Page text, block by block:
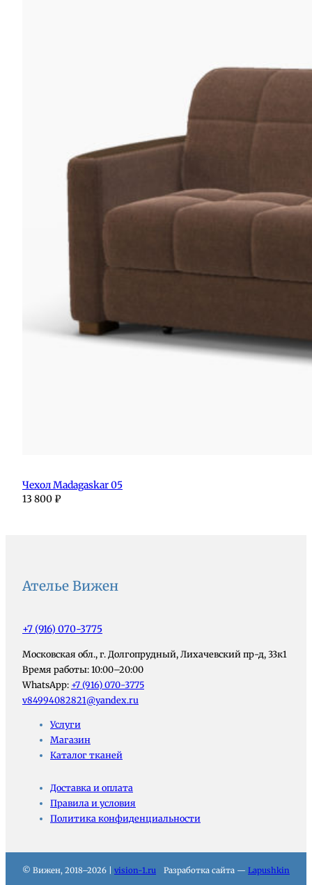
Чехол Madagaskar 05
13 800 ₽
Ателье Вижен
+7 (916) 070-3775
Московская обл., г. Долгопрудный, Лихачевский пр-д, 33к1
Время работы: 10:00–20:00
WhatsApp: +7 (916) 070-3775
v84994082821@yandex.ru
Услуги
Магазин
Каталог тканей
Доставка и оплата
Правила и условия
Политика конфиденциальности
© Вижен, 2018–2026 | vision-1.ru Разработка сайта — Lapushkin